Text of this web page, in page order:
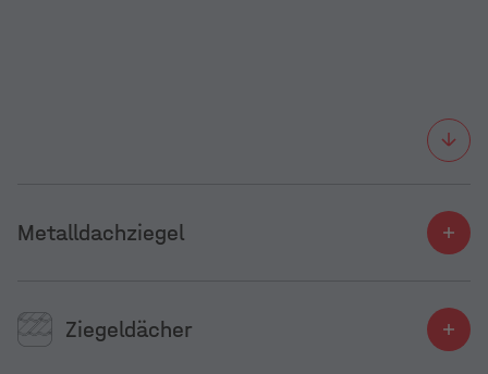
Metalldachziegel
Ziegeldächer